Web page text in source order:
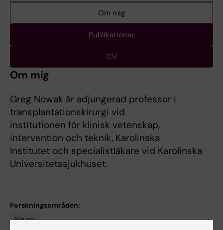
Om mig
Publikationer
CV
Om mig
Greg Nowak är adjungerad professor i
transplantationskirurgi vid
institutionen för klinisk vetenskap,
intervention och teknik, Karolinska
Institutet och specialistläkare vid Karolinska
Universitetssjukhuset.
Forskningsområden:
Kirurgi